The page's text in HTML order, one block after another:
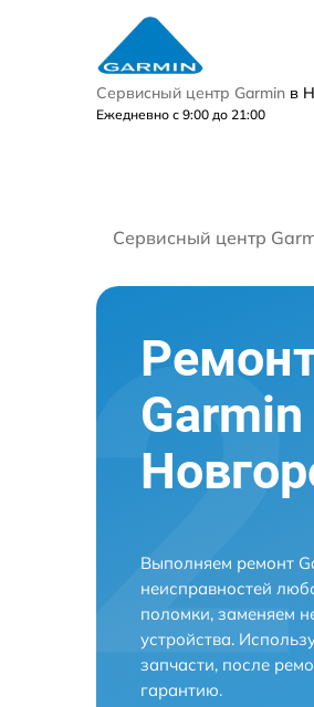
Сервисный центр Garmin в
Ежедневно с 9:00 до 21:00
Сервисный центр
Выполняем ремонт
неисправностей
поломки, заменяем
устройства.
запчасти, после
гарантию.